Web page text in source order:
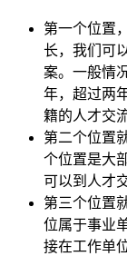
第一个位置
长，我们可
案。一般情
年，超过两
籍的人才交
第二个位置
个位置是大
可以到人才
第三个位置
位属于事业
接在工作单